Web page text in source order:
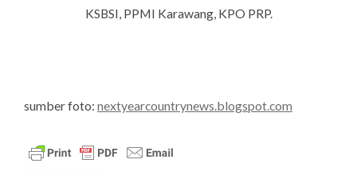
KSBSI, PPMI Karawang, KPO PRP.
sumber foto: nextyearcountrynews.blogspot.com